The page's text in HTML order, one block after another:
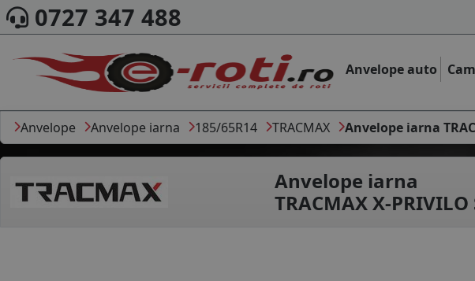
0727 347 488
Anvelope auto
Anvelope Anvelope iarna 185/65R14 TRACMAX Anvelope iarna
Anvelope iarna
TRACMAX X-